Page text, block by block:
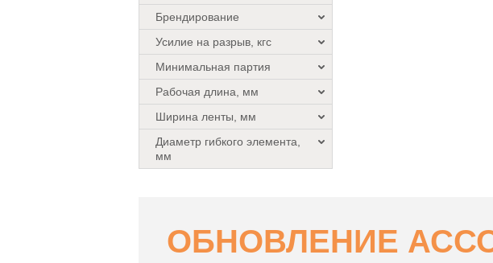
Брендирование
Усилие на разрыв, кгс
Минимальная партия
Рабочая длина, мм
Ширина ленты, мм
Диаметр гибкого элемента,
мм
ОБНОВЛЕНИЕ